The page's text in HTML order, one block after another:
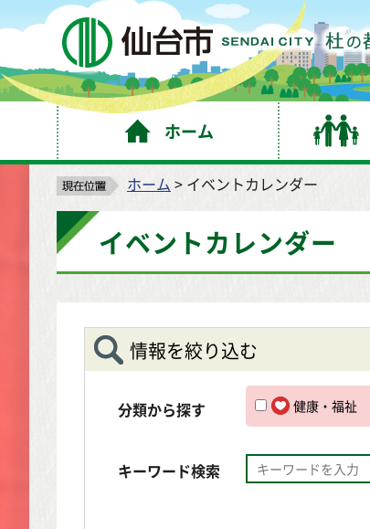
ホーム
ホーム > イベントカレンダー
イベントカレンダー
情報を絞り込む
分類から探す 健康・福祉
キーワード検索